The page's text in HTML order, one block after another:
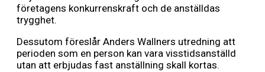
företagens konkurrenskraft och de anställdas
trygghet.
Dessutom föreslår Anders Wallners utredning att
perioden som en person kan vara visstidsanställd
utan att erbjudas fast anställning skall kortas.